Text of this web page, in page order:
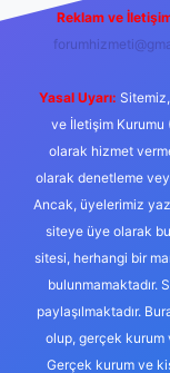
Reklam ve
Yasal Uyarı:
ve İletişim Kurumu
olarak hizmet
olarak denetleme
Ancak, üyelerimiz
siteye üye olarak
sitesi, herhangi bir
bulunmamaktadır.
paylaşılmaktadır.
olup, gerçek kurum
Gerçek kurum ve